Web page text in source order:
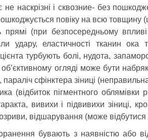
не наскрізні і сквозние- без
повіку на всю товщину
прямі (при безпосередньому
удару, еластичності тканин ока
турбують болі, нудота,
огляді може бути
сфінктера зіниці
(відбиток пігментного
вивихи і підвивихи зіниці,
відшарування (може відбутися
бувають з наявністю або